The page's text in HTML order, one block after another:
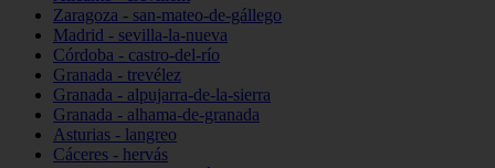
Zaragoza - san-mateo-de-gállego
Madrid - sevilla-la-nueva
Córdoba - castro-del-río
Granada - trevélez
Granada - alpujarra-de-la-sierra
Granada - alhama-de-granada
Asturias - langreo
Cáceres - hervás